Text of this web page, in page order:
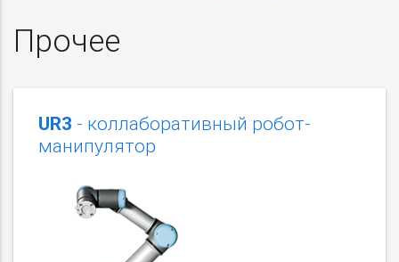
Прочее
UR3 - коллаборативный робот-
манипулятор